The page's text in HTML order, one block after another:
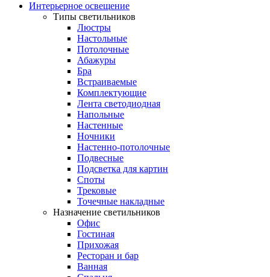
Интерьерное освещение
Типы светильников
Люстры
Настольные
Потолочные
Абажуры
Бра
Встраиваемые
Комплектующие
Лента светодиодная
Напольные
Настенные
Ночники
Настенно-потолочные
Подвесные
Подсветка для картин
Споты
Трековые
Точечные накладные
Назначение светильников
Офис
Гостиная
Прихожая
Ресторан и бар
Ванная